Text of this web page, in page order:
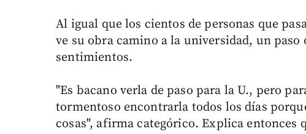
Al igual que los cientos de personas que
ve su obra camino a la universidad, un paso
sentimientos.
"Es bacano verla de paso para la U., pero
tormentoso encontrarla todos los días
cosas", afirma categórico. Explica